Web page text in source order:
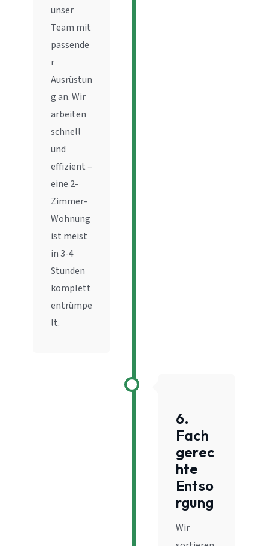
unser
Team mit
passende
r
Ausrüstun
g an. Wir
arbeiten
schnell
und
effizient –
eine 2-
Zimmer-
Wohnung
ist meist
in 3-4
Stunden
komplett
entrümpe
lt.
6.
Fach
gerec
hte
Entso
rgung
Wir